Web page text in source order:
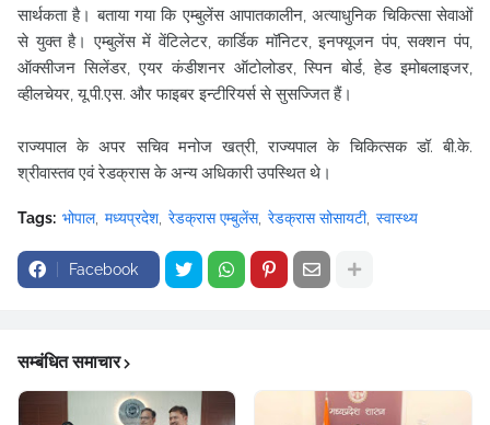
सार्थकता है। बताया गया कि एम्बुलेंस आपातकालीन, अत्याधुनिक चिकित्सा सेवाओं
से युक्त है। एम्बुलेंस में वेंटिलेटर, कार्डिक मॉनिटर, इनफ्यूजन पंप, सक्शन पंप,
ऑक्सीजन सिलेंडर, एयर कंडीशनर ऑटोलोडर, स्पिन बोर्ड, हेड इमोबलाइजर,
व्हीलचेयर, यू.पी.एस. और फाइबर इन्टीरियर्स से सुसज्जित हैं।
राज्यपाल के अपर सचिव मनोज खत्री, राज्यपाल के चिकित्सक डॉ. बी.के.
श्रीवास्तव एवं रेडक्रास के अन्य अधिकारी उपस्थित थे।
Tags: भोपाल मध्यप्रदेश रेडक्रास एम्बुलेंस रेडक्रास सोसायटी स्वास्थ्य
Facebook
सम्बंधित समाचार